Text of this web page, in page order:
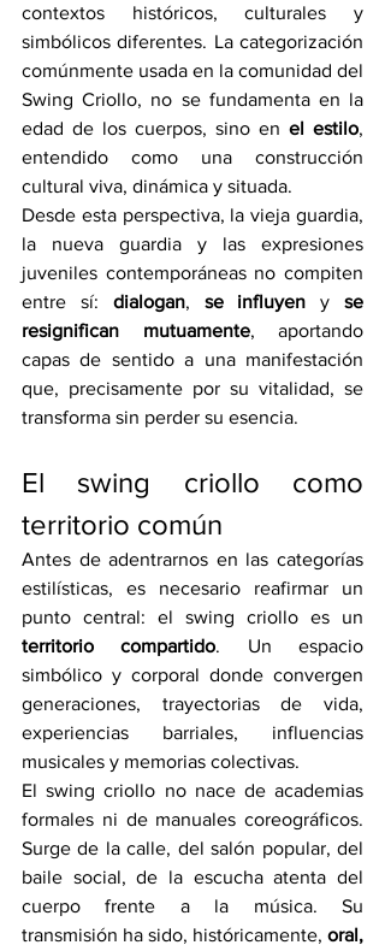
contextos históricos, culturales y
simbólicos diferentes. La categorización
comúnmente usada en la comunidad del
Swing Criollo, no se fundamenta en la
edad de los cuerpos, sino en el estilo,
entendido como una construcción
cultural viva, dinámica y situada.
Desde esta perspectiva, la vieja guardia,
la nueva guardia y las expresiones
juveniles contemporáneas no compiten
entre sí: dialogan, se influyen y se
resignifican mutuamente, aportando
capas de sentido a una manifestación
que, precisamente por su vitalidad, se
transforma sin perder su esencia.
El swing criollo como
territorio común
Antes de adentrarnos en las categorías
estilísticas, es necesario reafirmar un
territorio compartido. Un espacio
simbólico y corporal donde convergen
generaciones, trayectorias de vida,
experiencias barriales, influencias
musicales y memorias colectivas.
El swing criollo no nace de academias
formales ni de manuales coreográficos.
Surge de la calle, del salón popular, del
baile social, de la escucha atenta del
cuerpo frente a la música. Su
transmisión ha sido, históricamente, oral,